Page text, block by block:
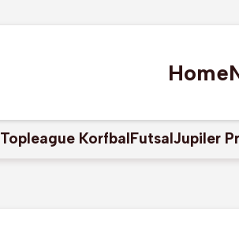
Home
Topleague KorfbalFutsalJupiler